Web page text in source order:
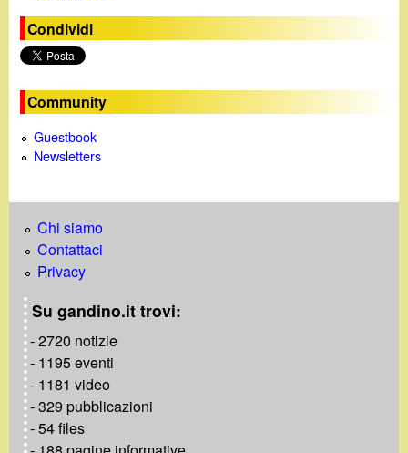
e
Condividi
Community
Guestbook
Newsletters
Chi siamo
Contattaci
Privacy
Su gandino.it trovi:
- 2720 notizie
- 1195 eventi
- 1181 video
- 329 pubblicazioni
- 54 files